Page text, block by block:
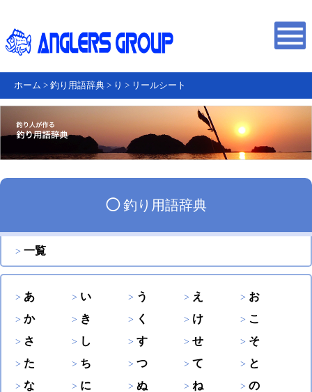
ホーム > 釣り用語辞典 > り > リールシート
◯釣り用語辞典
一覧
あ い う え
お
か
き く け
こ
さ
し す せ
そ
た
ち つ て
と
な
に ぬ ね
の